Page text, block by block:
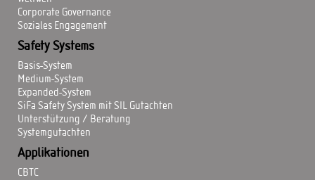
Corporate Governance
Soziales Engagement
Safety Systems
Basis-System
Medium-System
Expanded-System
SiFa Safety System mit SIL Gutachten
Unterstützung / Beratung
Systemgutachten
Applikationen
CBTC